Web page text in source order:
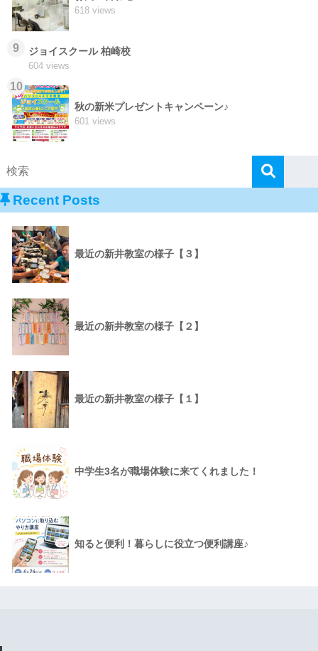
618 views
9 ジョイスクール 柏崎校
604 views
10
秋の新米プレゼントキャンペーン♪
601 views
Recent Posts
最近の新井教室の様子【３】
最近の新井教室の様子【２】
最近の新井教室の様子【１】
中学生3名が職場体験に来てくれました！
知ると便利！暮らしに役立つ便利講座♪